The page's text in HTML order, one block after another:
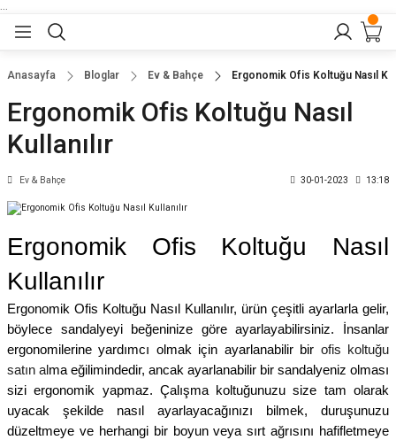
Sandalyesi
Anasayfa Bloglar Ev & Bahçe Ergonomik Ofis Koltuğu Nasıl
Ergonomik Ofis Koltuğu Nasıl
Kullanılır
Ev & Bahçe 30-01-2023 13:18
Ergonomik Ofis Koltuğu Nasıl
Kullanılır
Ergonomik Ofis Koltuğu Nasıl Kullanılır, ürün çeşitli ayarlarla gelir,
böylece sandalyeyi beğeninize göre ayarlayabilirsiniz. İnsanlar
ergonomilerine yardımcı olmak için ayarlanabilir bir ofis koltuğu
satın alma eğilimindedir, ancak ayarlanabilir bir sandalyeniz olması
sizi ergonomik yapmaz. Çalışma koltuğunuzu size tam olarak
uyacak şekilde nasıl ayarlayacağınızı bilmek, duruşunuzu
düzeltmeye ve herhangi bir boyun veya sırt ağrısını hafifletmeye